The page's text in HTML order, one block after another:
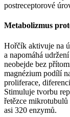
postreceptorové
Metabolizmus
Hořčík aktivuje na
a napomáhá
neobejde bez
magnézium podílí
proliferace,
Stimuluje tvorbu
řetězce
asi 320 enzymů.